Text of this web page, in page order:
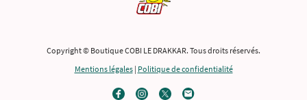
Copyright © Boutique COBI LE DRAKKAR. Tous droits réservés.
Mentions légales| Politique de confidentialité